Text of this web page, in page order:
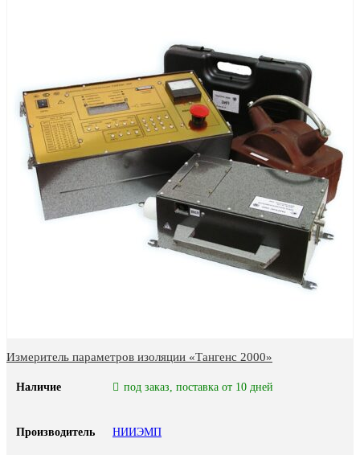
Измеритель параметров изоляции «Тангенс 2000»
Наличие под заказ, поставка от 10 дней
Производитель НИИЭМП